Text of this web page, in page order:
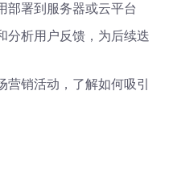
部署到服务器或云平台
分析用户反馈，为后续迭
销活动，了解如何吸引